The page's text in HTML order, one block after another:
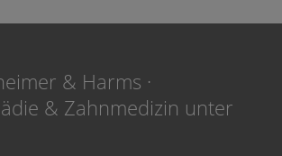
& Harms ·
& Zahnmedizin unter